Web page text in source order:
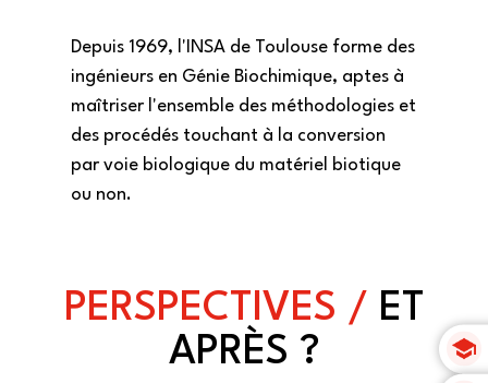
Depuis 1969, l'INSA de Toulouse forme des
ingénieurs en Génie Biochimique, aptes à
maîtriser l'ensemble des méthodologies et
des procédés touchant à la conversion
par voie biologique du matériel biotique
ou non.
PERSPECTIVES / ET
APRÈS ?